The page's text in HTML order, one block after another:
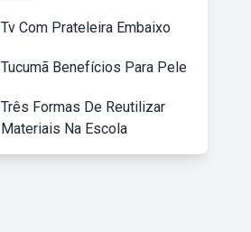
Tv Com Prateleira Embaixo
Tucumã Benefícios Para Pele
Três Formas De Reutilizar
Materiais Na Escola